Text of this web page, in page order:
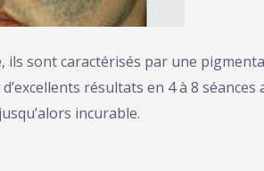
ils sont caractérisés par une
résultats en 4 à 8 séances
incurable.